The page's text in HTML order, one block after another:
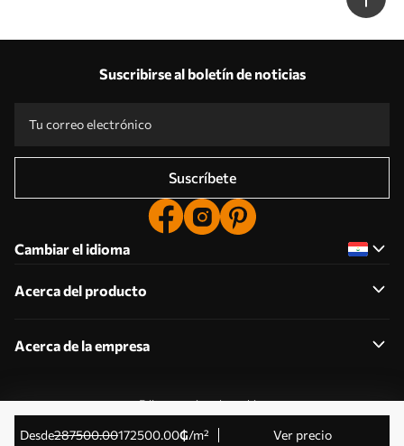
desde287500.00172500.00₲/m² Ver precio
Suscribirse al boletín de noticias
Suscríbete
Cambiar el idioma
Acerca del producto
Acerca de la empresa
Editar permisos de cookies
© 2011-2026 Uwalls . Todos los derechos reservados.